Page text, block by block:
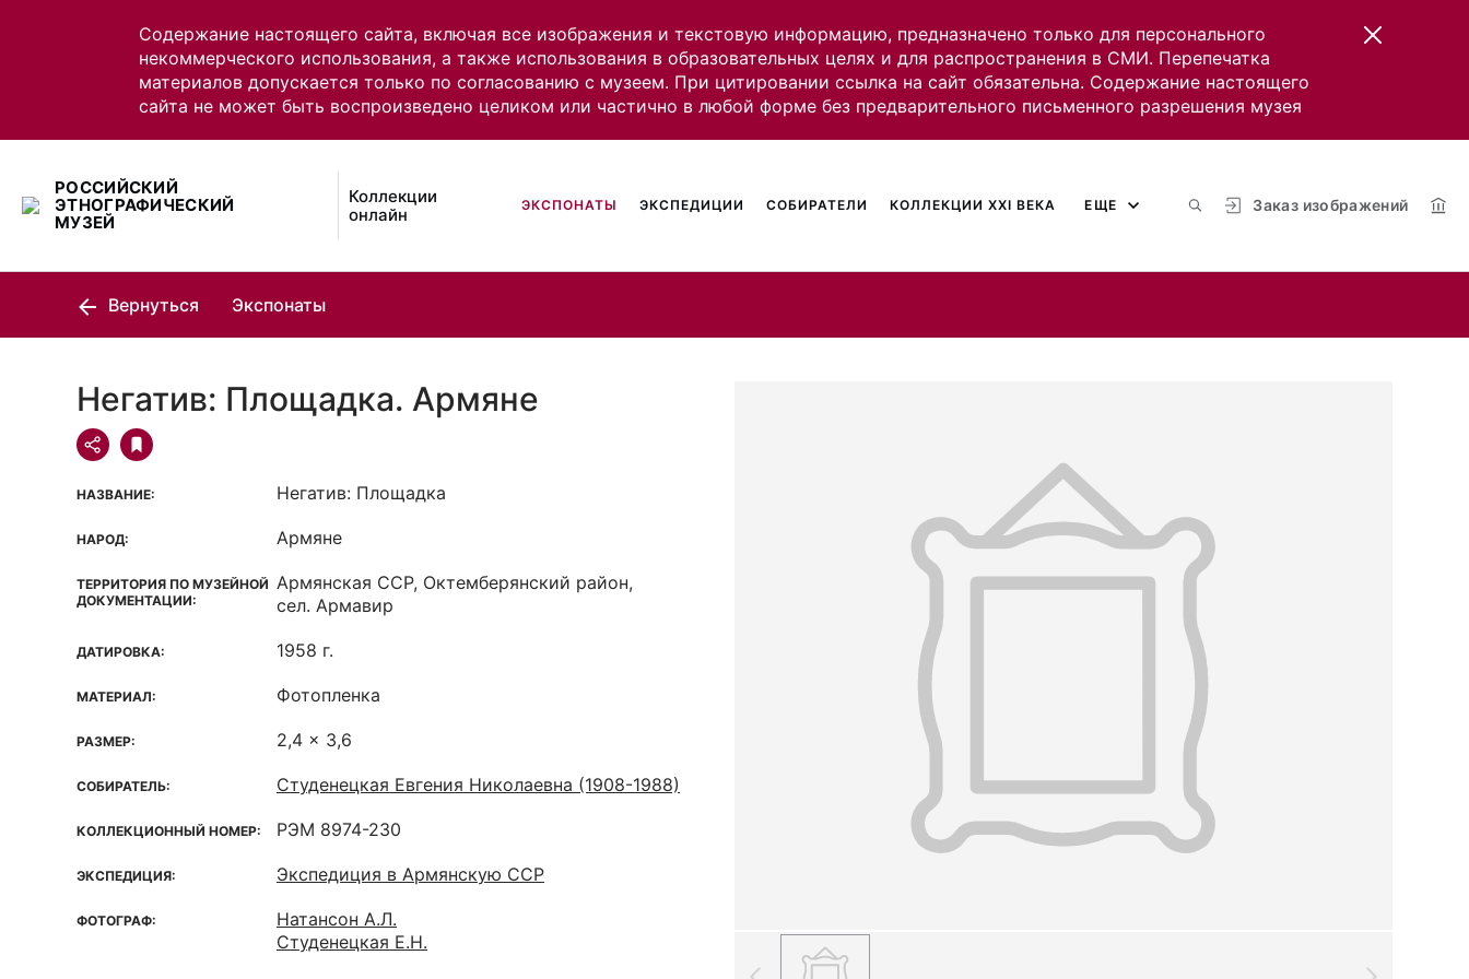
Содержание настоящего сайта, включая все изображения и текстовую информацию, предназначено только для персонального
некоммерческого использования, а также использования в образовательных целях и для распространения в СМИ. Перепечатка
материалов допускается только по согласованию с музеем. При цитировании ссылка на сайт обязательна. Содержание настоящего
сайта не может быть воспроизведено целиком или частично в любой форме без предварительного письменного разрешения музея
РОССИЙСКИЙ
ЭТНОГРАФИЧЕСКИЙ
МУЗЕЙ
Коллекции
онлайн
Заказ изображений
ЭКСПОНАТЫ ЭКСПЕДИЦИИ СОБИРАТЕЛИ КОЛЛЕКЦИИ XXI ВЕКА ЕЩЕ
Вернуться Экспонаты
Негатив: Площадка. Армяне
НАЗВАНИЕ: Негатив: Площадка
НАРОД: Армяне
ТЕРРИТОРИЯ ПО МУЗЕЙНОЙ
ДОКУМЕНТАЦИИ:
Армянская ССР, Октемберянский район,
сел. Армавир
ДАТИРОВКА: 1958 г.
МАТЕРИАЛ: Фотопленка
РАЗМЕР: 2,4 x 3,6
СОБИРАТЕЛЬ: Студенецкая Евгения Николаевна (1908-1988)
КОЛЛЕКЦИОННЫЙ НОМЕР: РЭМ 8974-230
ЭКСПЕДИЦИЯ: Экспедиция в Армянскую ССР
ФОТОГРАФ:
Натансон А.Л.
Студенецкая Е.Н.